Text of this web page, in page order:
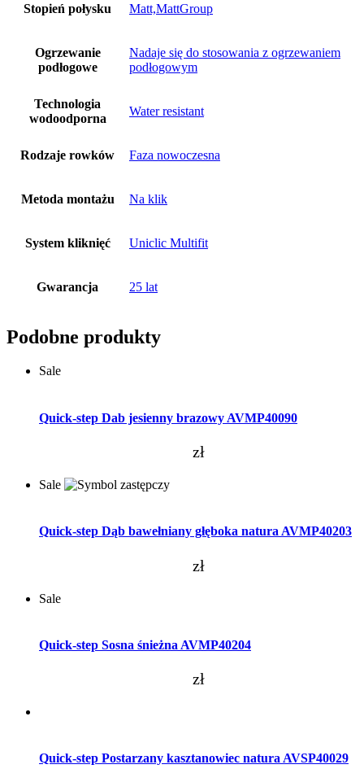
Stopień połysku Matt,MattGroup
Ogrzewanie
podłogowe
Nadaje się do stosowania z ogrzewaniem
podłogowym
Technologia
wodoodporna
Water resistant
Rodzaje rowków Faza nowoczesna
Metoda montażu Na klik
System kliknięć Uniclic Multifit
Gwarancja 25 lat
Podobne produkty
Sale
Quick-step Dab jesienny brazowy AVMP40090
zł
Sale
Quick-step Dąb bawełniany głęboka natura AVMP40203
zł
Sale
Quick-step Sosna śnieżna AVMP40204
zł
Quick-step Postarzany kasztanowiec natura AVSP40029